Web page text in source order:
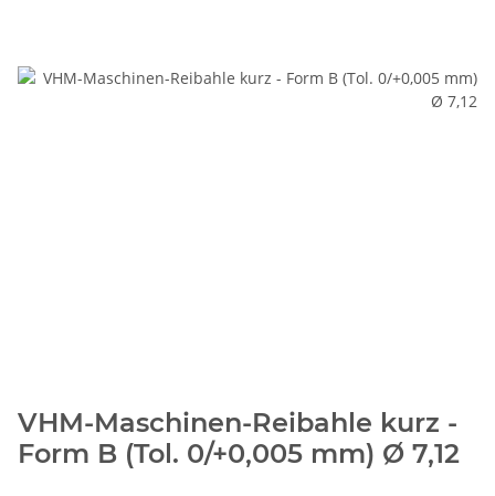
VHM-Maschinen-Reibahle kurz -
Form B (Tol. 0/+0,005 mm) Ø 7,12